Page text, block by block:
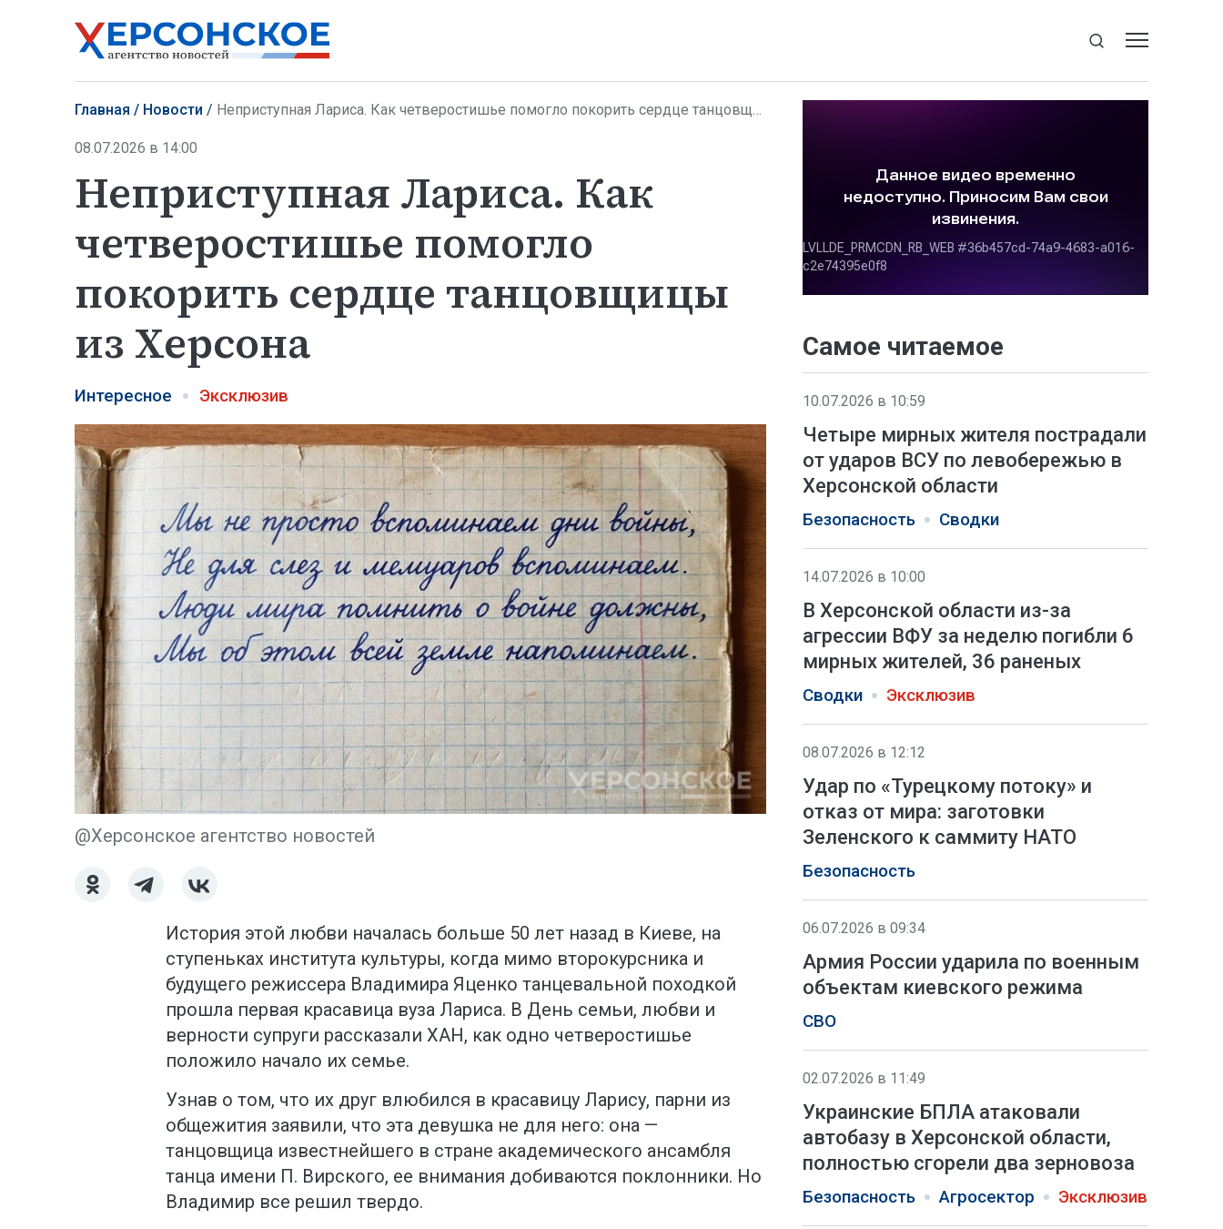
Главная Новости Неприступная Лариса. Как четверостишье помогло покорить сердце танцовщицы из Херсона
08.07.2026 в 14:00
Неприступная Лариса. Как
четверостишье помогло
покорить сердце танцовщицы
из Херсона
Интересное Эксклюзив
@Херсонское агентство новостей
История этой любви началась больше 50 лет назад в Киеве, на
ступеньках института культуры, когда мимо второкурсника и
будущего режиссера Владимира Яценко танцевальной походкой
прошла первая красавица вуза Лариса. В День семьи, любви и
верности супруги рассказали ХАН, как одно четверостишье
положило начало их семье.
Узнав о том, что их друг влюбился в красавицу Ларису, парни из
общежития заявили, что эта девушка не для него: она —
танцовщица известнейшего в стране академического ансамбля
танца имени П. Вирского, ее внимания добиваются поклонники. Но
Владимир все решил твердо.
Самое читаемое
10.07.2026 в 10:59
Четыре мирных жителя пострадали
от ударов ВСУ по левобережью в
Херсонской области
Безопасность Сводки
14.07.2026 в 10:00
В Херсонской области из-за
агрессии ВФУ за неделю погибли 6
мирных жителей, 36 раненых
Сводки Эксклюзив
08.07.2026 в 12:12
Удар по «Турецкому потоку» и
отказ от мира: заготовки
Зеленского к саммиту НАТО
Безопасность
06.07.2026 в 09:34
Армия России ударила по военным
объектам киевского режима
СВО
02.07.2026 в 11:49
Украинские БПЛА атаковали
автобазу в Херсонской области,
полностью сгорели два зерновоза
Безопасность Агросектор Эксклюзив